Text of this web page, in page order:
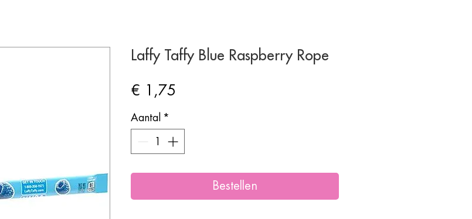
Laffy Taffy Blue Raspberry Rope
€ 1,75
Aantal *
Bestellen